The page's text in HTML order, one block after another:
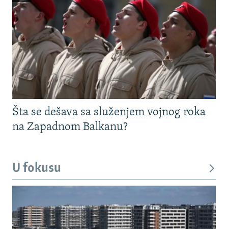
Šta se dešava sa služenjem vojnog roka
na Zapadnom Balkanu?
U fokusu